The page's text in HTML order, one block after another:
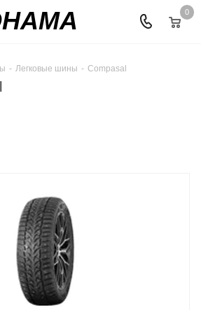
0
- Легковые шины - Compasal